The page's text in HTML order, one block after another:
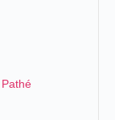
Pathé